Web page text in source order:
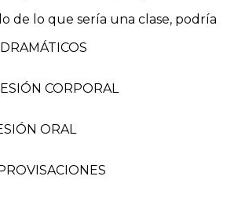
de lo que sería una clase, podría
CORPORAL
ORAL